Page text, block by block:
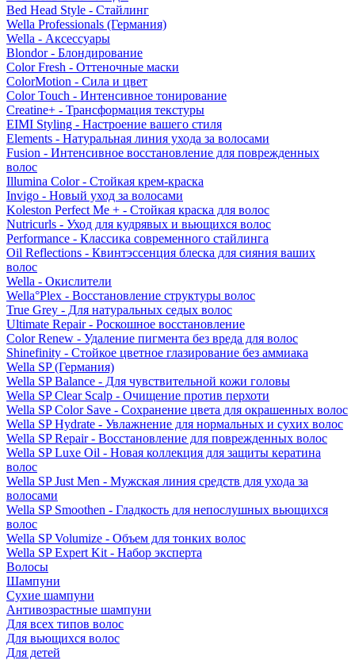
Bed Head Style - Стайлинг
Wella Professionals (Германия)
Wella - Аксессуары
Blondor - Блондирование
Color Fresh - Оттеночные маски
ColorMotion - Сила и цвет
Color Touch - Интенсивное тонирование
Creatine+ - Трансформация текстуры
EIMI Styling - Настроение вашего стиля
Elements - Натуральная линия ухода за волосами
Fusion - Интенсивное восстановление для поврежденных
волос
Illumina Color - Стойкая крем-краска
Invigo - Новый уход за волосами
Koleston Perfect Me + - Стойкая краска для волос
Nutricurls - Уход для кудрявых и вьющихся волос
Performance - Классика современного стайлинга
Oil Reflections - Квинтэссенция блеска для сияния ваших
волос
Wella - Окислители
Wella°Plex - Восстановление структуры волос
True Grey - Для натуральных седых волос
Ultimate Repair - Роскошное восстановление
Color Renew - Удаление пигмента без вреда для волос
Shinefinity - Стойкое цветное глазирование без аммиака
Wella SP (Германия)
Wella SP Balance - Для чувствительной кожи головы
Wella SP Clear Scalp - Очищение против перхоти
Wella SP Color Save - Сохранение цвета для окрашенных волос
Wella SP Hydrate - Увлажнение для нормальных и сухих волос
Wella SP Repair - Восстановление для поврежденных волос
Wella SP Luxe Oil - Новая коллекция для защиты кератина
волос
Wella SP Just Men - Мужская линия средств для ухода за
волосами
Wella SP Smoothen - Гладкость для непослушных вьющихся
волос
Wella SP Volumize - Объем для тонких волос
Wella SP Expert Kit - Набор эксперта
Волосы
Шампуни
Сухие шампуни
Антивозрастные шампуни
Для всех типов волос
Для вьющихся волос
Для детей